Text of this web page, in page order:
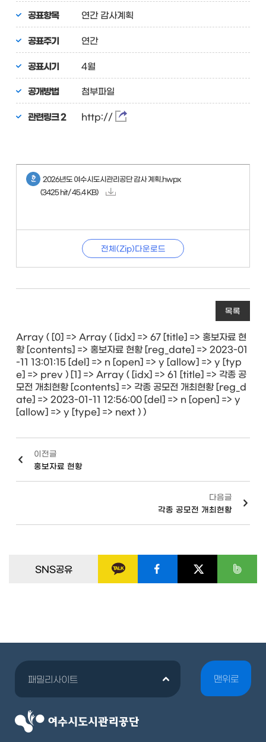
공표항목 연간 감사계획
공표주기 연간
공표시기 4월
공개방법 첨부파일
관련링크 2 http://
2026년도 여수시도시관리공단 감사 계획.hwpx
(3425 hit/ 45.4 KB)
전체(Zip)다운로드
목록
Array ( [0] => Array ( [idx] => 67 [title] => 홍보자료 현
황 [contents] => 홍보자료 현황 [reg_date] => 2023-01
-11 13:01:15 [del] => n [open] => y [allow] => y [typ
e] => prev ) [1] => Array ( [idx] => 61 [title] => 각종 공
모전 개최현황 [contents] => 각종 공모전 개최현황 [reg_d
ate] => 2023-01-11 12:56:00 [del] => n [open] => y
[allow] => y [type] => next ) )
이전글
홍보자료 현황
다음글
각종 공모전 개최현황
SNS공유
패밀리사이트 맨위로